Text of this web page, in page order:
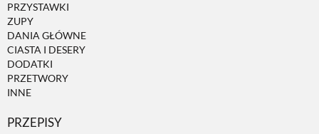
PRZYSTAWKI
ZUPY
DANIA GŁÓWNE
CIASTA I DESERY
DODATKI
PRZETWORY
INNE
PRZEPISY